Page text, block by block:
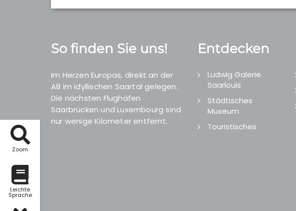
Zoom
Leichte
Sprache
So finden Sie uns!
Im Herzen Europas, direkt an der
A8 im idyllischen Saartal gelegen.
Die nächsten Flughäfen
Saarbrücken und Luxembourg sind
nur wenige Kilometer entfernt.
Entdecken
Ludwig Galerie
Saarlouis
Städtisches
Museum
Touristisches